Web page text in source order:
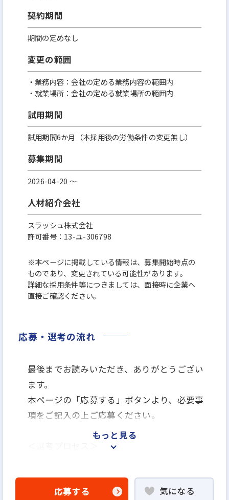
契約期間
期間の定めなし
変更の範囲
・業務内容：会社の定める業務内容の範囲内
・就業場所：会社の定める就業場所の範囲内
試用期間
試用期間6か月（本採用後の労働条件の変更無し）
募集期間
2026-04-20 〜
人材紹介会社
スラッシュ株式会社
許可番号：13-ユ-306798
※本ページに掲載している情報は、募集開始時点の
ものであり、変更されている可能性があります。
詳細な採用条件等につきましては、面接時に企業へ
直接ご確認ください。
応募・選考の流れ
最後までお読みいただき、ありがとうござい
ます。
本ページの「応募する」ボタンより、必要事
項をご記入の上ご応募ください。
▼
WEB書類選考
もっと見る
応募する 気になる